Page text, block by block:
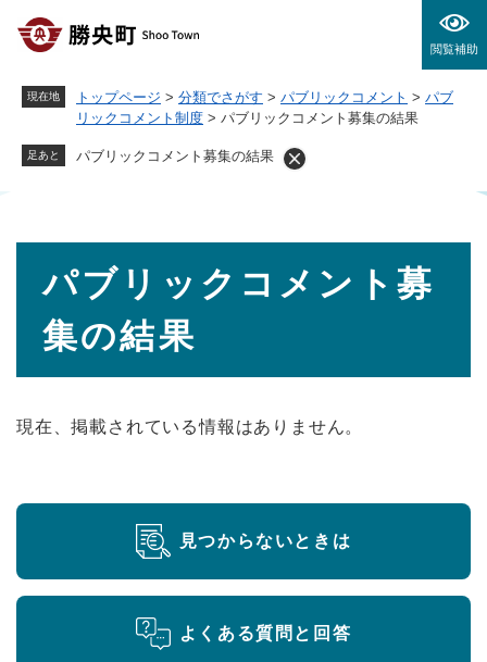
閲覧補助
現在地 トップページ > 分類でさがす > パブリックコメント > パブ
リックコメント制度 > パブリックコメント募集の結果
足あと パブリックコメント募集の結果
パブリックコメント募
集の結果
現在、掲載されている情報はありません。
見つからないときは
よくある質問と回答